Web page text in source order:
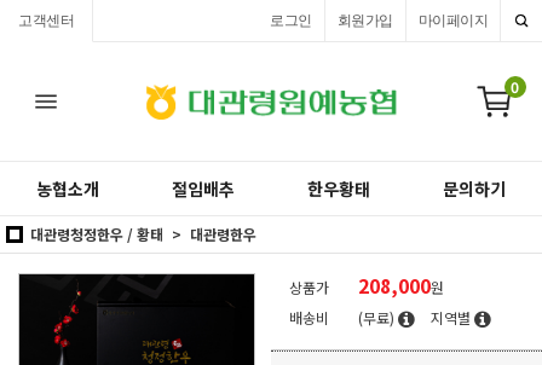
고객센터 마이페이지
회원가입
로그인
0
농협소개 절임배추 한우황태 문의하기
대관령청정한우 / 황태 대관령한우
상품가 208,000원
배송비
(무료) 지역별